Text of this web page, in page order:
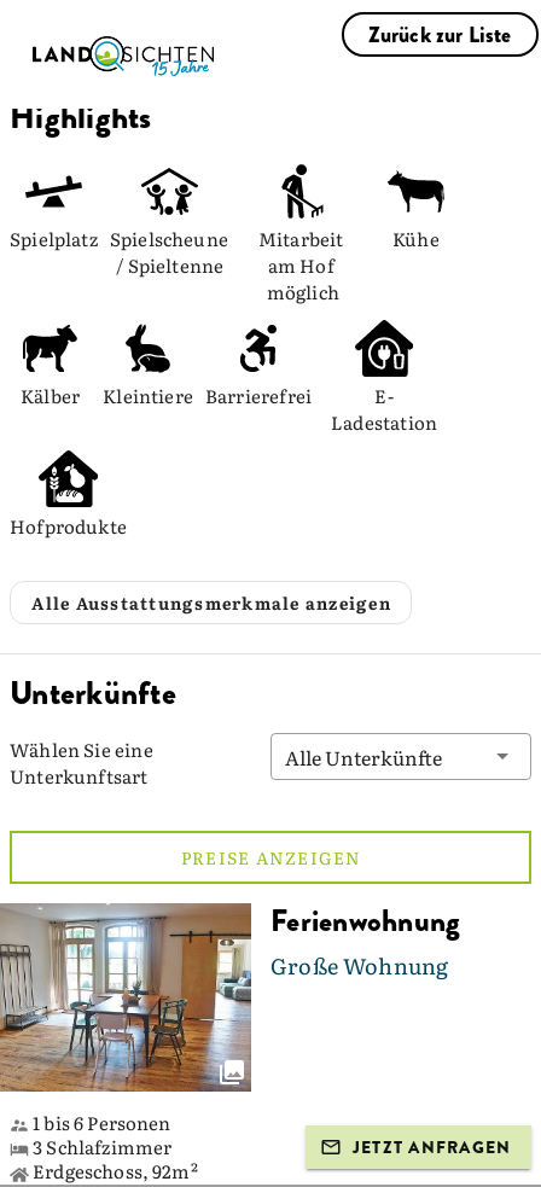
Zurück zur Liste
Highlights
Spielplatz Spielscheune
/ Spieltenne
Mitarbeit
am Hof
möglich
Kühe
Kälber Kleintiere Barrierefrei
E-
Ladestation
Hofprodukte
Alle Ausstattungsmerkmale anzeigen
Unterkünfte
Wählen Sie eine
Unterkunftsart
Alle Unterkünfte
PREISE ANZEIGEN
Ferienwohnung
Große Wohnung
1 bis 6 Personen
3 Schlafzimmer
Erdgeschoss, 92m²
JETZT ANFRAGEN